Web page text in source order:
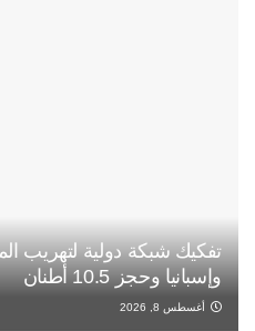
تفكيك شبكة دولية لتهريب
وإسبانيا وحجز 10.5 أطنان
أغسطس 8, 2026